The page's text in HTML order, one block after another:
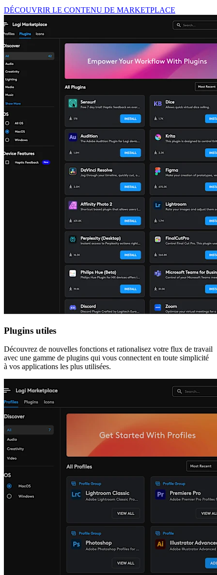
DÉCOUVRIR LE CONTENU DE MARKETPLACE
Plugins utiles
Découvrez de nouvelles fonctions et rationalisez votre flux de travail
avec une gamme de plugins qui vous connectent en toute simplicité
à vos applications les plus utilisées.